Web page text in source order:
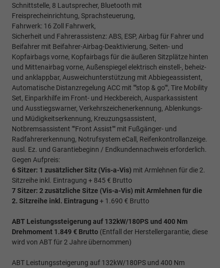
Schnittstelle, 8 Lautsprecher, Bluetooth mit
Freisprecheinrichtung, Sprachsteuerung,
Fahrwerk: 16 Zoll Fahrwerk,
Sicherheit und Fahrerassistenz: ABS, ESP, Airbag für Fahrer und
Beifahrer mit Beifahrer-Airbag-Deaktivierung, Seiten- und
Kopfairbags vorne, Kopfairbags für die äußeren Sitzplätze hinten
und Mittenairbag vorne, Außenspiegel elektrisch einstell-, beheiz-
und anklappbar, Ausweichunterstützung mit Abbiegeassistent,
Automatische Distanzregelung ACC mit ""stop & go"", Tire Mobility
Set, Einparkhilfe im Front- und Heckbereich, Ausparkassistent
und Ausstiegswarner, Verkehrszeichenerkennung, Ablenkungs-
und Müdigkeitserkennung, Kreuzungsassistent,
Notbremsassistent ""Front Assist"" mit Fußgänger- und
Radfahrererkennung, Notrufsystem eCall, Reifenkontrollanzeige.
ausl. Ez. und Garantiebeginn / Endkundennachweis erforderlich.
Gegen Aufpreis:
6 Sitzer: 1 zusätzlicher Sitz (Vis-a-Vis) mit Armlehnen für die 2.
Sitzreihe inkl. Eintragung + 845 € Brutto
7 Sitzer: 2 zusätzliche Sitze (Vis-a-Vis) mit Armlehnen für die
2. Sitzreihe inkl. Eintragung + 1.690 € Brutto
ABT Leistungssteigerung auf 132kW/180PS und 400 Nm
Drehmoment 1.849 € Brutto (Entfall der Herstellergarantie, diese
wird von ABT für 2 Jahre übernommen)
ABT Leistungssteigerung auf 132kW/180PS und 400 Nm